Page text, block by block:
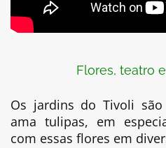
Flores, teatro
Os jardins do Tivoli são
ama tulipas, em
com essas flores em